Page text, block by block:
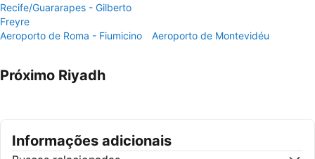
Recife/Guararapes - Gilberto
Freyre
Aeroporto de Roma - Fiumicino Aeroporto de Montevidéu
Próximo Riyadh
Informações adicionais